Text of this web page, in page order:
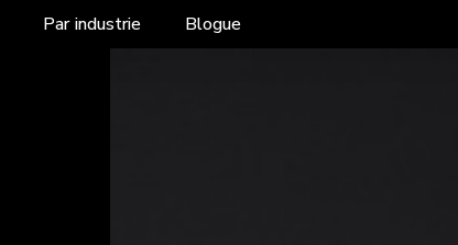
Par industrie Blogue